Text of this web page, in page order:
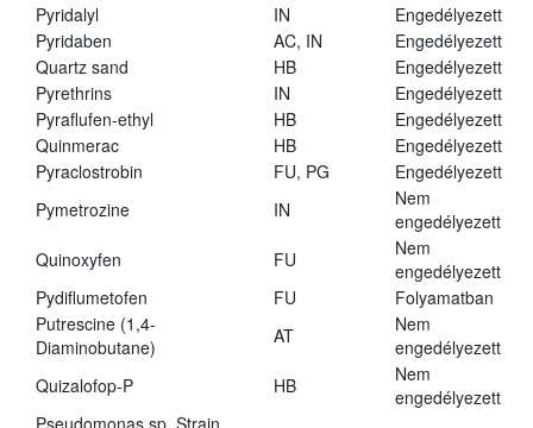
Pyridalyl
IN
Engedélyezett
Pyridaben
AC, IN
Engedélyezett
Quartz sand
HB
Engedélyezett
Pyrethrins
IN
Engedélyezett
Pyraflufen-ethyl
HB
Engedélyezett
Quinmerac
HB
Engedélyezett
Pyraclostrobin
FU, PG
Engedélyezett
Pymetrozine
IN
Nem
engedélyezett
Quinoxyfen
FU
Nem
engedélyezett
Pydiflumetofen
FU
Folyamatban
Putrescine (1,4-
Diaminobutane)
AT
Nem
engedélyezett
Quizalofop-P
HB
Nem
engedélyezett